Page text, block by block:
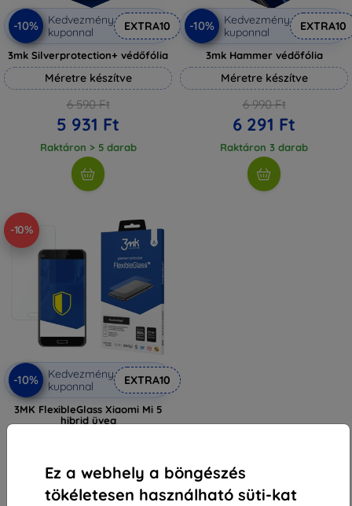
Ez a webhely a böngészés
tökéletesen használható süti-kat
-10%
Kedvezmény
kuponnal
EXTRA10
3mk Silverprotection+ védőfólia
Méretre készítve
6 590 Ft
5 931 Ft
Raktáron > 5 darab
-10%
Kedvezmény
kuponnal
EXTRA10
3mk Hammer védőfólia
Méretre készítve
6 990 Ft
6 291 Ft
Raktáron 3 darab
-10%
-10%
Kedvezmény
kuponnal
EXTRA10
3MK FlexibleGlass Xiaomi Mi 5
hibrid üveg
Raktáron > 5 darab